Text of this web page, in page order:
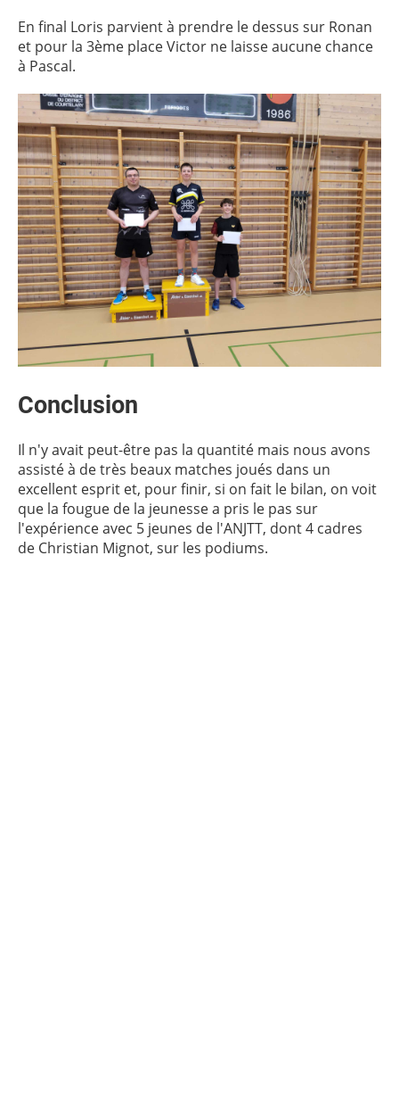
En final Loris parvient à prendre le dessus sur Ronan
et pour la 3ème place Victor ne laisse aucune chance
à Pascal.
Conclusion
Il n'y avait peut-être pas la quantité mais nous avons
assisté à de très beaux matches joués dans un
excellent esprit et, pour finir, si on fait le bilan, on voit
que la fougue de la jeunesse a pris le pas sur
l'expérience avec 5 jeunes de l'ANJTT, dont 4 cadres
de Christian Mignot, sur les podiums.